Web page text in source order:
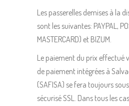
Les passerelles demises à la
sont les suivantes: PAYPAL,
MASTERCARD) et BIZUM.
Le paiement du prix effectué
de paiement intégrées à
(SAFISA) se fera toujours
sécurisé SSL. Dans tous les